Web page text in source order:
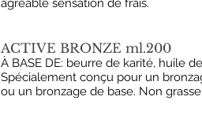
agréable sensation de frais.
ACTIVE BRONZE ml.200
À BASE DE: beurre de karité, huile
Spécialement conçu pour un
ou un bronzage de base. Non